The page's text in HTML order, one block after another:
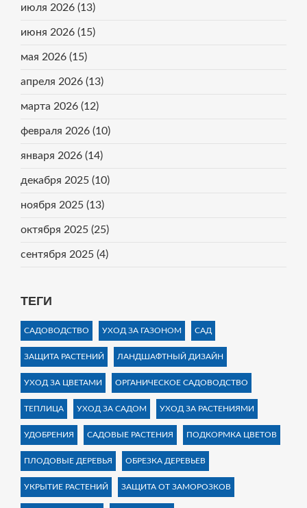
июля 2026 (13)
июня 2026 (15)
мая 2026 (15)
апреля 2026 (13)
марта 2026 (12)
февраля 2026 (10)
января 2026 (14)
декабря 2025 (10)
ноября 2025 (13)
октября 2025 (25)
сентября 2025 (4)
ТЕГИ
САДОВОДСТВО УХОД ЗА ГАЗОНОМ САД
ЗАЩИТА РАСТЕНИЙ ЛАНДШАФТНЫЙ ДИЗАЙН
УХОД ЗА ЦВЕТАМИ ОРГАНИЧЕСКОЕ САДОВОДСТВО
ТЕПЛИЦА УХОД ЗА САДОМ УХОД ЗА РАСТЕНИЯМИ
УДОБРЕНИЯ САДОВЫЕ РАСТЕНИЯ ПОДКОРМКА ЦВЕТОВ
ПЛОДОВЫЕ ДЕРЕВЬЯ ОБРЕЗКА ДЕРЕВЬЕВ
УКРЫТИЕ РАСТЕНИЙ ЗАЩИТА ОТ ЗАМОРОЗКОВ